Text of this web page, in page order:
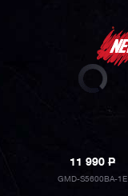
11 990P
GMD-S5600BA-1E